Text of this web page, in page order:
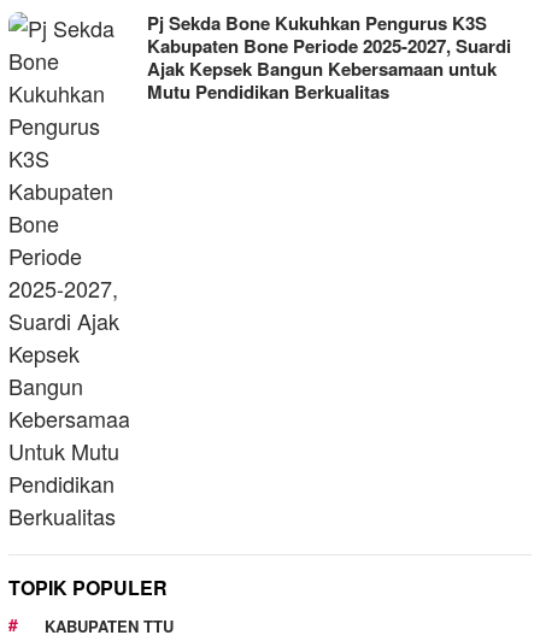
Pj Sekda Bone Kukuhkan Pengurus K3S
Kabupaten Bone Periode 2025-2027, Suardi
Ajak Kepsek Bangun Kebersamaan untuk
Mutu Pendidikan Berkualitas
TOPIK POPULER
KABUPATEN TTU